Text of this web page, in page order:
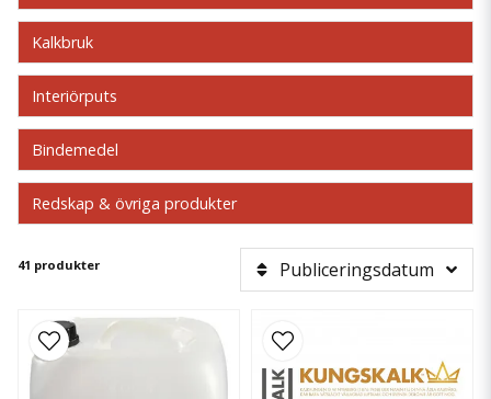
Kalkbruk
Interiörputs
Bindemedel
Redskap & övriga produkter
41 produkter Publiceringsdatum